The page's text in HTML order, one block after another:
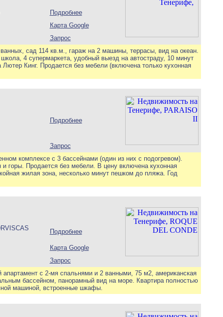
Подробнее
Карта Google
Запрос
сад 114 кв.м., гараж на 2 машины, террасы, вид на океан.
4 супермаркета, удобный выезд на автостраду, 10 минут
Кинг. Продается без мебели (включена только кухонная
Подробнее
Запрос
комплексе с 3 бассейнами (один из них с подогревом).
горы. Продается без мебели. В цену включена кухонная
жилая зона, несколько минут пешком до пляжа. Год
Подробнее
Карта Google
Запрос
с 2-мя спальнями и 2 ванными, 75 м2, американская
бассейном, панорамный вид на море. Квартира полностью
машиной, встроенные шкафы.